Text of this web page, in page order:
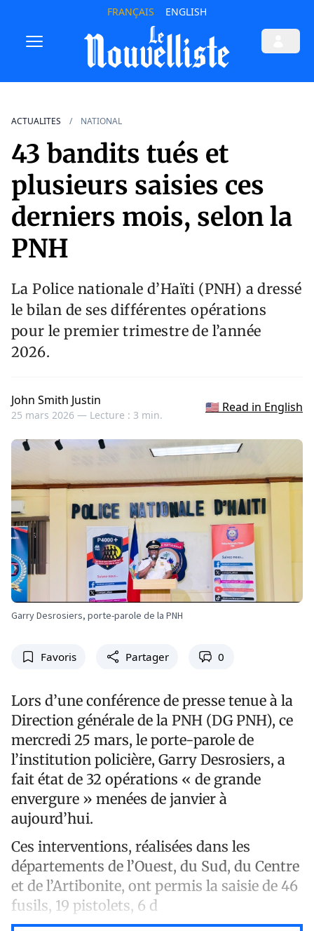
FRANÇAIS ENGLISH
ACTUALITES NATIONAL
43 bandits tués et
plusieurs saisies ces
derniers mois, selon la
PNH
La Police nationale d’Haïti (PNH) a dressé
le bilan de ses différentes opérations
pour le premier trimestre de l’année
2026.
John Smith Justin
25 mars 2026 — Lecture : 3 min.
🇺🇸 Read in English
Garry Desrosiers, porte-parole de la PNH
Favoris Partager 0
Lors d’une conférence de presse tenue à la
Direction générale de la PNH (DG PNH), ce
mercredi 25 mars, le porte-parole de
l’institution policière, Garry Desrosiers, a
fait état de 32 opérations « de grande
envergure » menées de janvier à
aujourd’hui.
Ces interventions, réalisées dans les
départements de l’Ouest, du Sud, du Centre
et de l’Artibonite, ont permis la saisie de 46
fusils, 19 pistolets, 6 d